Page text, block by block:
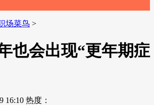
场菜鸟 >
也会出现“更年期症
16:10 热度：